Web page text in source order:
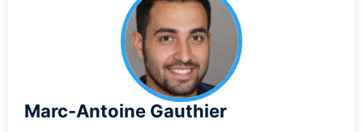
Marc-Antoine Gauthier